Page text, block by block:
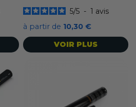
5/5 - 1 avis
à partir de 10,30 €
VOIR PLUS